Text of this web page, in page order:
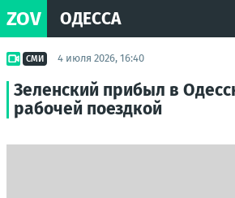
ZOV ОДЕССА
СМИ 4 июля 2026, 16:40
Зеленский прибыл в
рабочей поездкой